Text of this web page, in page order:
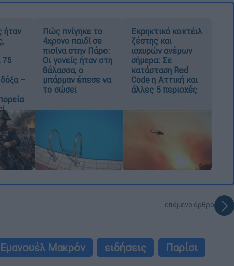
ήταν
75
–
Πώς πνίγηκε το
4χρονο παιδί σε
πισίνα στην Πάρο:
Οι γονείς ήταν στη
θάλασσα, ο
μπάρμαν έπεσε να
το σώσει
Εκρηκτικό κοκτέιλ
ζέστης και
ισχυρών ανέμων
σήμερα: Σε
κατάσταση Red
Code η Αττική και
άλλες 5 περιοχές
επόμενο άρθρο
Εμανουέλ Μακρόν ειδήσεις Παρίσι